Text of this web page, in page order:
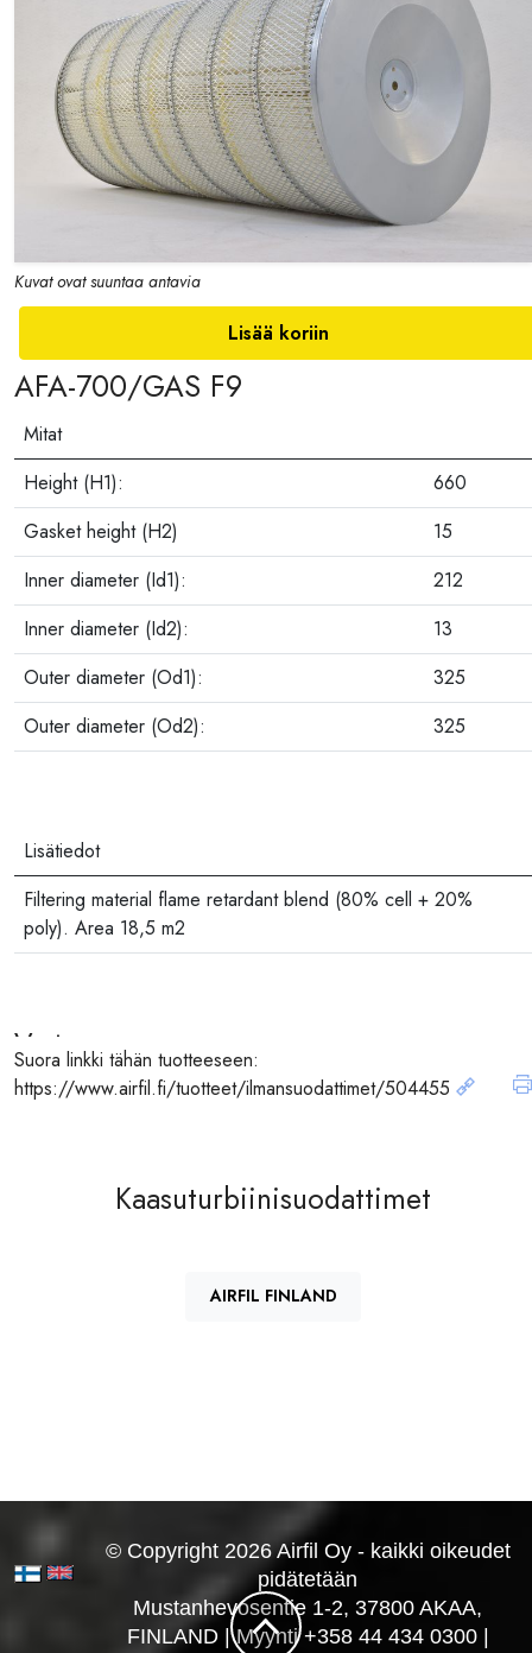
Kuvat ovat suuntaa antavia
Lisää koriin
AFA-700/GAS F9
Mitat
Height (H1):
660
Gasket height (H2)
15
Inner diameter (Id1):
212
Inner diameter (Id2):
13
Outer diameter (Od1):
325
Outer diameter (Od2):
325
Lisätiedot
Filtering material flame retardant blend (80% cell + 20%
poly). Area 18,5 m2
Vastaavuus
Koodi,
FLEETGUARD-SEPARATION
AF1951
Suora linkki tähän tuotteeseen:
https://www.airfil.fi/tuotteet/ilmansuodattimet/504455
Kaasuturbiinisuodattimet
AIRFIL FINLAND
© Copyright 2026 Airfil Oy - kaikki oikeudet
pidätetään
Mustanhevosentie 1-2, 37800 AKAA,
FINLAND | Myynti +358 44 434 0300 |